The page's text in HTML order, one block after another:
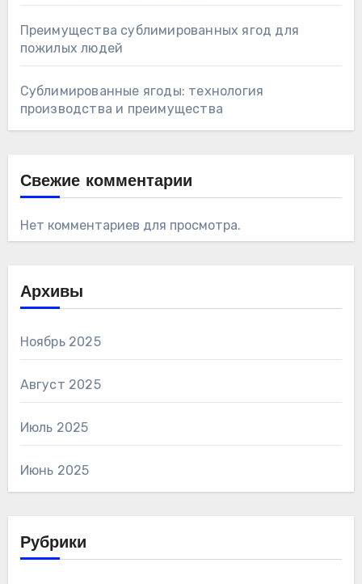
Преимущества сублимированных ягод для
пожилых людей
Сублимированные ягоды: технология
производства и преимущества
Свежие комментарии
Нет комментариев для просмотра.
Архивы
Ноябрь 2025
Август 2025
Июль 2025
Июнь 2025
Рубрики